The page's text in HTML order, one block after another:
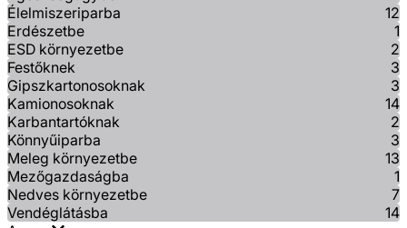
Élelmiszeriparba
12
Erdészetbe
1
ESD környezetbe
2
Festőknek
3
Gipszkartonosoknak
3
Kamionosoknak
14
Karbantartóknak
2
Könnyűiparba
3
Meleg környezetbe
13
Mezőgazdaságba
1
Nedves környezetbe
7
Vendéglátásba
14